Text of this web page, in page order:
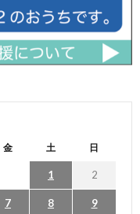
金 土 日
1 2
7 8 9